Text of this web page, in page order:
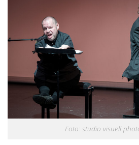
Foto: studio visuell